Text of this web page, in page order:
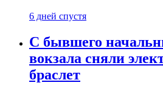
6 дней спустя
С бывшего
вокзала сняли
браслет